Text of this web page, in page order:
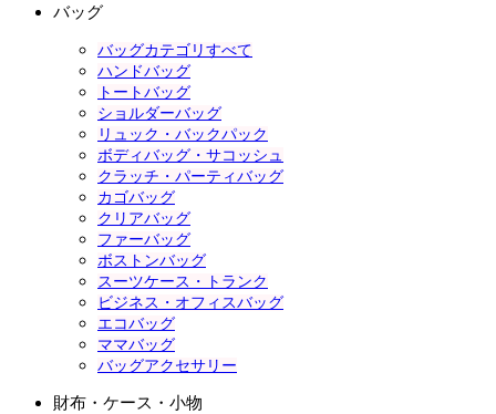
バッグ
バッグカテゴリすべて
ハンドバッグ
トートバッグ
ショルダーバッグ
リュック・バックパック
ボディバッグ・サコッシュ
クラッチ・パーティバッグ
カゴバッグ
クリアバッグ
ファーバッグ
ボストンバッグ
スーツケース・トランク
ビジネス・オフィスバッグ
エコバッグ
ママバッグ
バッグアクセサリー
財布・ケース・小物